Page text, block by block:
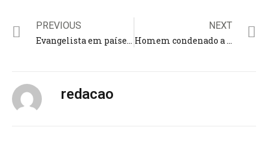
PREVIOUS
Evangelista em países muçulmanos ensina a enfrentar medos e perigos: ‘Confie em Jesus’
NEXT
Homem condenado a 33 anos de prisão por assassinato se converte e leva presos a Jesus
redacao